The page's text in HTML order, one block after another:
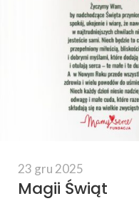
23 gru 2025
Magii Świąt